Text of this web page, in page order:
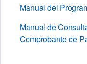
Manual del
Manual de
Comprobante de